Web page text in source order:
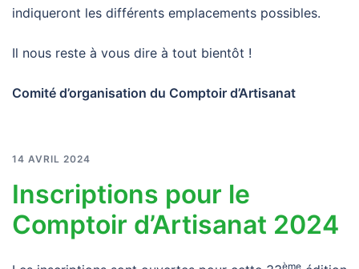
indiqueront les différents emplacements possibles.
Il nous reste à vous dire à tout bientôt !
Comité d’organisation du Comptoir d’Artisanat
14 AVRIL 2024
Inscriptions pour le
Comptoir d’Artisanat 2024
ème